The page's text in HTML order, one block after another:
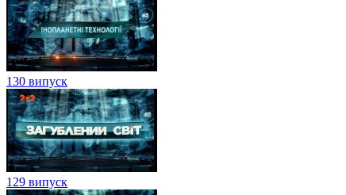
130 випуск
129 випуск